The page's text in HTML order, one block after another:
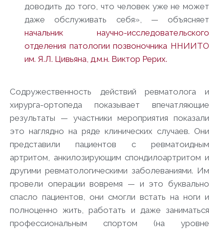
доводить до того, что человек уже не может
даже обслуживать себя», — объясняет
начальник научно-исследовательского
отделения патологии позвоночника ННИИТО
им. Я.Л. Цивьяна, д.м.н. Виктор Рерих.
Содружественность действий ревматолога и
хирурга-ортопеда показывает впечатляющие
результаты — участники мероприятия показали
это наглядно на ряде клинических случаев. Они
представили пациентов с ревматоидным
артритом, анкилозирующим спондилоартритом и
другими ревматологическими заболеваниями. Им
провели операции вовремя — и это буквально
спасло пациентов, они смогли встать на ноги и
полноценно жить, работать и даже заниматься
профессиональным спортом (на уровне